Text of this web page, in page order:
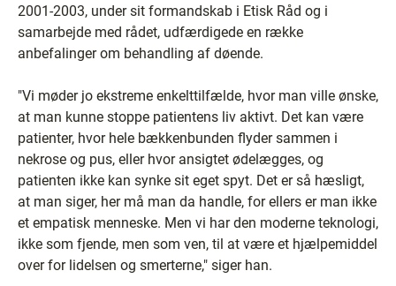
2001-2003, under sit formandskab i Etisk Råd og i
samarbejde med rådet, udfærdigede en række
anbefalinger om behandling af døende.
"Vi møder jo ekstreme enkelttilfælde, hvor man ville ønske,
at man kunne stoppe patientens liv aktivt. Det kan være
patienter, hvor hele bækkenbunden flyder sammen i
nekrose og pus, eller hvor ansigtet ødelægges, og
patienten ikke kan synke sit eget spyt. Det er så hæsligt,
at man siger, her må man da handle, for ellers er man ikke
et empatisk menneske. Men vi har den moderne teknologi,
ikke som fjende, men som ven, til at være et hjælpemiddel
over for lidelsen og smerterne," siger han.